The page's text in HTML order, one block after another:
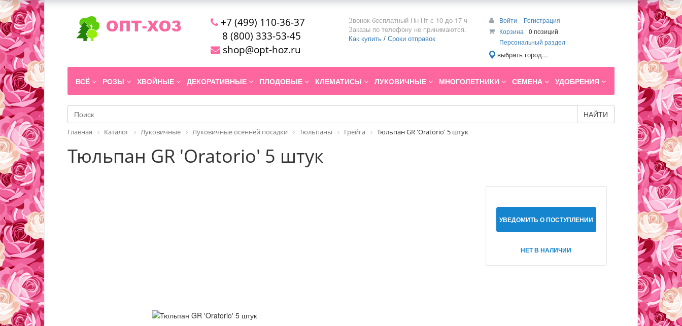
+7 (499) 110-36-37
8 (800) 333-53-45
shop@opt-hoz.ru
Звонок бесплатный Пн-Пт с 10 до 17 ч
Заказы по телефону не принимаются.
Как купить / Сроки отправок
Войти
Регистрация
Корзина
0 позиций
Персональный раздел
выбрать город...
ВСЁ РОЗЫ ХВОЙНЫЕ ДЕКОРАТИВНЫЕ ПЛОДОВЫЕ КЛЕМАТИСЫ ЛУКОВИЧНЫЕ МНОГОЛЕТНИКИ СЕМЕНА УДОБРЕНИЯ
НАЙТИ
Главная Каталог Луковичные Луковичные осенней посадки Тюльпаны Грейга Тюльпан GR 'Oratorio' 5 штук
Тюльпан GR 'Oratorio' 5 штук
УВЕДОМИТЬ О ПОСТУПЛЕНИИ
НЕТ В НАЛИЧИИ